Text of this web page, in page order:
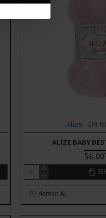
Alize SM-
ALIZE BABY
Hemen Al